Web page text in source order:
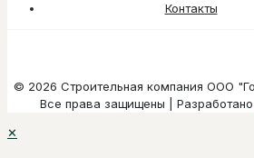
Контакты
© 2026 Строительная компания ООО
Все права защищены | Разработано
✕